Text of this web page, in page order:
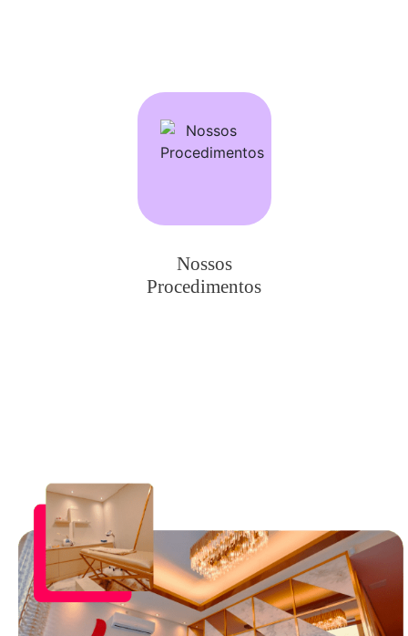
Nossos
Procedimentos